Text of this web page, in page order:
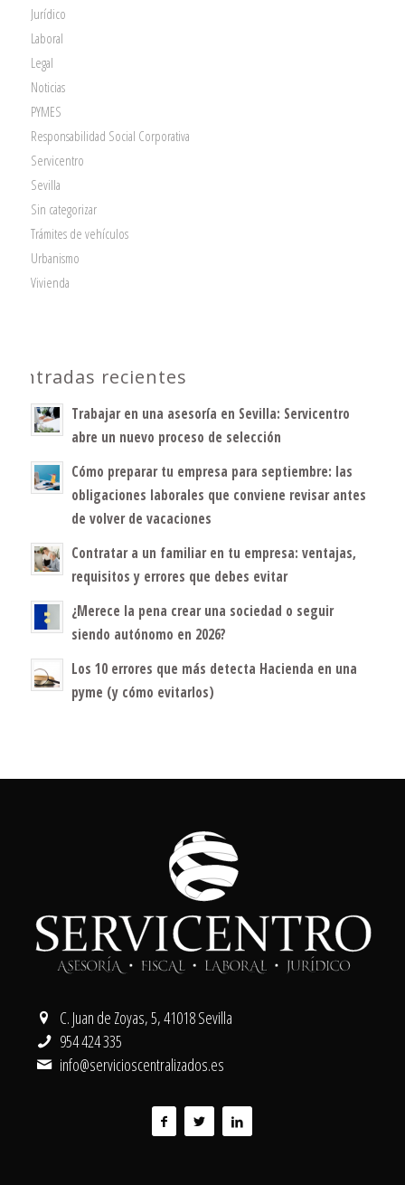
Jurídico
Laboral
Legal
Noticias
PYMES
Responsabilidad Social Corporativa
Servicentro
Sevilla
Sin categorizar
Trámites de vehículos
Urbanismo
Vivienda
Entradas recientes
Trabajar en una asesoría en Sevilla: Servicentro
abre un nuevo proceso de selección
Cómo preparar tu empresa para septiembre: las
obligaciones laborales que conviene revisar antes
de volver de vacaciones
Contratar a un familiar en tu empresa: ventajas,
requisitos y errores que debes evitar
¿Merece la pena crear una sociedad o seguir
siendo autónomo en 2026?
Los 10 errores que más detecta Hacienda en una
pyme (y cómo evitarlos)
C. Juan de Zoyas, 5, 41018 Sevilla
954 424 335
info@servicioscentralizados.es